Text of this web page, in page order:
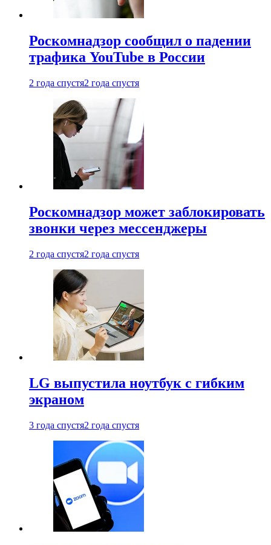
Роскомнадзор сообщил о падении
трафика YouTube в России
2 года спустя2 года спустя
Роскомнадзор может заблокировать
звонки через мессенджеры
2 года спустя2 года спустя
LG выпустила ноутбук с гибким
экраном
3 года спустя2 года спустя